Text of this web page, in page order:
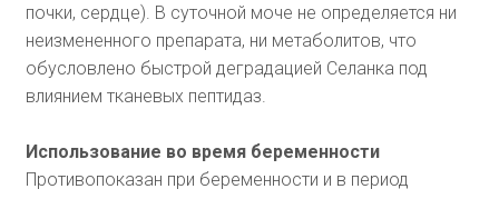
почки, сердце). В суточной моче не определяется ни
неизмененного препарата, ни метаболитов, что
обусловлено быстрой деградацией Селанка под
влиянием тканевых пептидаз.
Использование во время беременности
Противопоказан при беременности и в период